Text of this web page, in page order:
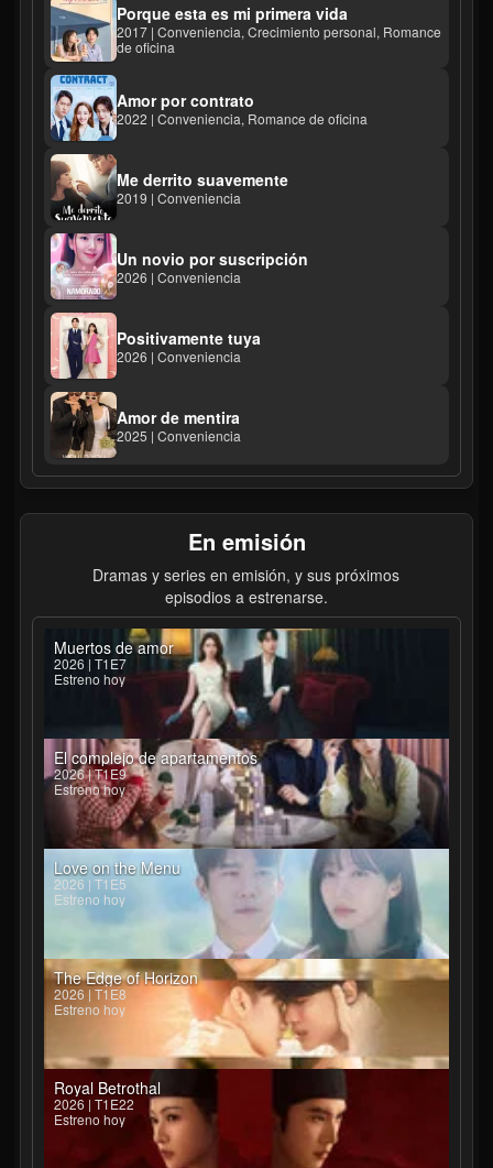
Porque esta es mi primera vida
2017 | Conveniencia, Crecimiento personal, Romance
de oficina
Amor por contrato
2022 | Conveniencia, Romance de oficina
Me derrito suavemente
2019 | Conveniencia
Un novio por suscripción
2026 | Conveniencia
Positivamente tuya
2026 | Conveniencia
Amor de mentira
2025 | Conveniencia
En emisión
Dramas y series en emisión, y sus próximos
episodios a estrenarse.
Muertos de amor
2026 | T1E7
Estreno hoy
El complejo de apartamentos
2026 | T1E9
Estreno hoy
Love on the Menu
2026 | T1E5
Estreno hoy
The Edge of Horizon
2026 | T1E8
Estreno hoy
Royal Betrothal
2026 | T1E22
Estreno hoy